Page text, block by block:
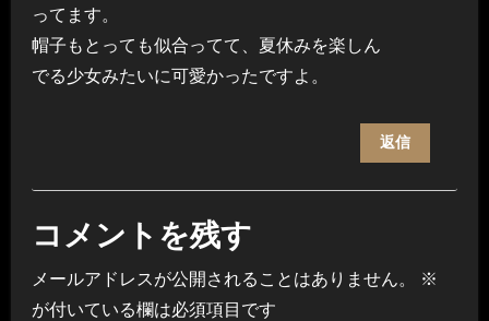
ってます。
帽子もとっても似合ってて、夏休みを楽しん
でる少女みたいに可愛かったですよ。
返信
コメントを残す
メールアドレスが公開されることはありません。
※
が付いている欄は必須項目です